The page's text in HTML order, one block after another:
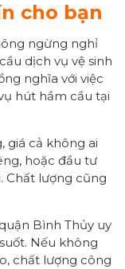
cho bạn
ngừng nghỉ
dịch vụ vệ sinh
nghĩa với việc
hút hầm cầu tại
giá cả không ai
hoặc đầu tư
Chất lượng cũng
Bình Thủy uy
Nếu không
chất lượng công